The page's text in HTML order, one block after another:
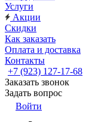
Услуги
Акции
Скидки
Как заказать
Оплата и доставка
Контакты
+7 (923) 127-17-68
Заказать звонок
Задать вопрос
Войти